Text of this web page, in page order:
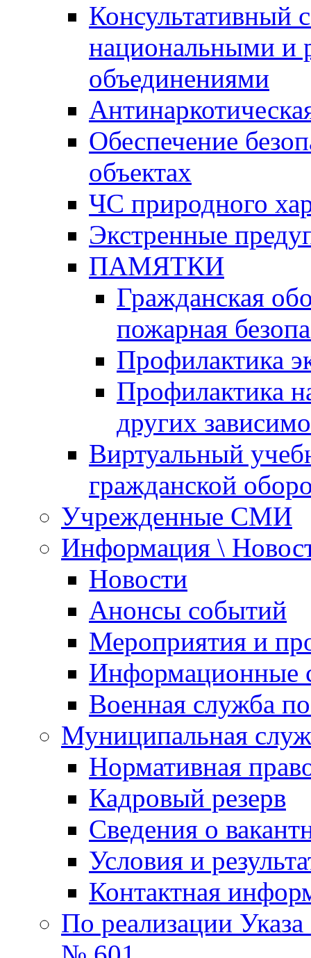
Консультативный
национальными и
объединениями
Обеспечение
объектах
ЧС природного
Экстренные
ПАМЯТКИ
Гражданская
пожарная
Профилактика
Профилактика
других
Виртуальный
гражданской
Учрежденные СМИ
Информация \
Новости
Анонсы событий
Мероприятия и
Информационные
Военная служба
Муниципальная
Нормативная
Кадровый резерв
Сведения о
Условия и
Контактная
По реализации